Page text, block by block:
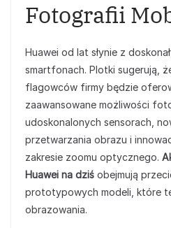
Fotografii
Huawei od lat słynie z
smartfonach. Plotki sugerują,
flagowców firmy będzie
zaawansowane możliwości
udoskonalonych sensorach,
przetwarzania obrazu i
zakresie zoomu optycznego.
Huawei na dziś obejmują
prototypowych modeli, które
obrazowania.